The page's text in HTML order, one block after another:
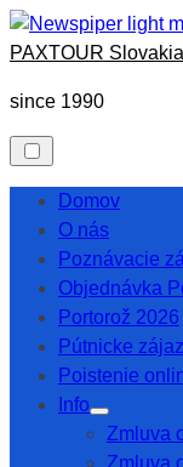
PAXTOUR Slovakia
since 1990
Domov
O nás
Poznávacie
Objednávka
Portorož 2026
Pútnicke
Poistenie
Info
Zmluva
Zmluva